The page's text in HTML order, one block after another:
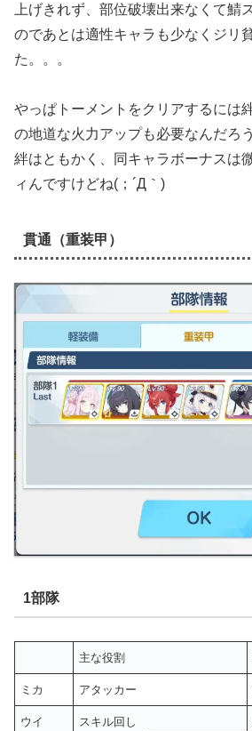
上げきれず、部位破壊出来なくて鯖
のであとは適性キャラも少なくジリ
た。。。
やっぱトーメントをクリアするには
の地道な火力アップも必要なんだろ
絆はともかく、同キャラボーナスは
ィんですけどね(；´Д｀)
貫通（重装甲）
1部隊
主な役割
ミカ アタッカー
ウイ スキル回し